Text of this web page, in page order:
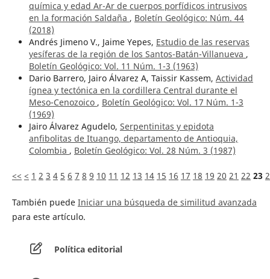
química y edad Ar-Ar de cuerpos porfídicos intrusivos
en la formación Saldaña , Boletín Geológico: Núm. 44
(2018)
Andrés Jimeno V., Jaime Yepes, Estudio de las reservas
yesíferas de la región de los Santos-Batán-Villanueva ,
Boletín Geológico: Vol. 11 Núm. 1-3 (1963)
Dario Barrero, Jairo Álvarez A, Taissir Kassem, Actividad
ígnea y tectónica en la cordillera Central durante el
Meso-Cenozoico , Boletín Geológico: Vol. 17 Núm. 1-3
(1969)
Jairo Álvarez Agudelo, Serpentinitas y epidota
anfibolitas de Ituango, departamento de Antioquia,
Colombia , Boletín Geológico: Vol. 28 Núm. 3 (1987)
<< < 1 2 3 4 5 6 7 8 9 10 11 12 13 14 15 16 17 18 19 20 21 22 23
También puede Iniciar una búsqueda de similitud avanzada
para este artículo.
Política editorial